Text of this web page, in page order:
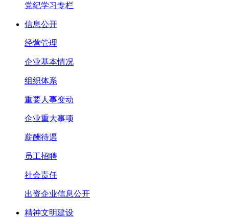
党纪学习专栏
信息公开
经营管理
企业基本情况
组织体系
重要人事变动
企业重大事项
薪酬待遇
员工招聘
社会责任
出资企业信息公开
精神文明建设